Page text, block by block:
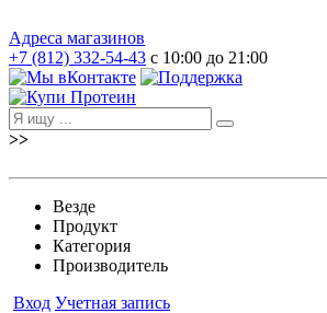
Адреса магазинов
+7 (812) 332-54-43 с 10:00 до 21:00
>>
Везде
Продукт
Категория
Производитель
Вход Учетная запись